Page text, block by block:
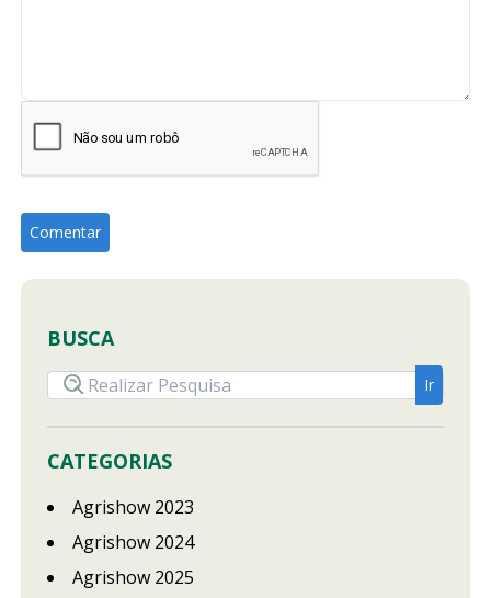
BUSCA
CATEGORIAS
Agrishow 2023
Agrishow 2024
Agrishow 2025